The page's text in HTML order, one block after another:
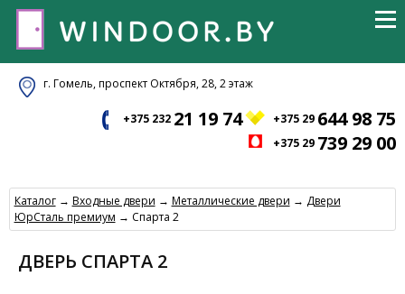
г. Гомель, проспект Октября, 28, 2 этаж
+375 232 21 19 74 +375 29 644 98 75
+375 29 739 29 00
Каталог→ Входные двери → Металлические двери → Двери
ЮрСталь премиум → Спарта 2
ДВЕРЬ СПАРТА 2